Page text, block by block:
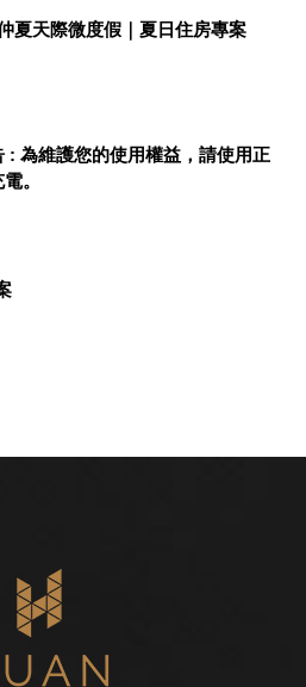
夏天際微度假｜夏日住房專案
: 為維護您的使用權益，請使用正
。